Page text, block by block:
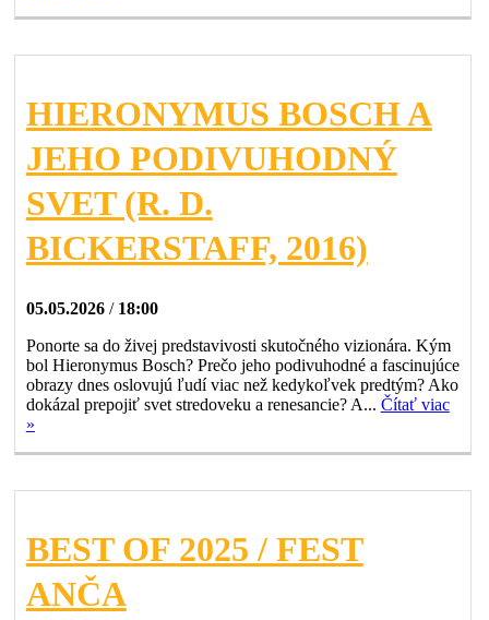
HIERONYMUS BOSCH A
JEHO PODIVUHODNÝ
SVET (R. D.
BICKERSTAFF, 2016)
05.05.2026/ 18:00
Ponorte sa do živej predstavivosti skutočného vizionára. Kým
bol Hieronymus Bosch? Prečo jeho podivuhodné a fascinujúce
obrazy dnes oslovujú ľudí viac než kedykoľvek predtým? Ako
dokázal prepojiť svet stredoveku a renesancie? A... Čítať viac
»
BEST OF 2025 / FEST
ANČA